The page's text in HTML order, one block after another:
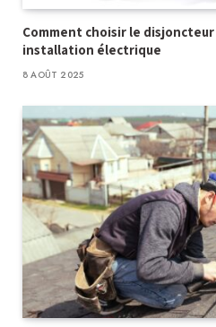
Comment choisir le
installation électrique
8 AOÛT 2025